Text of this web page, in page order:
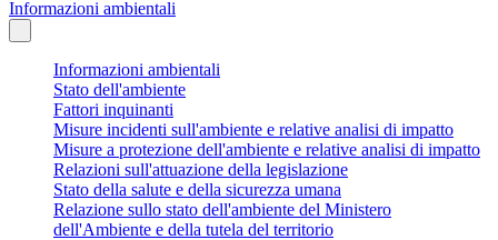
Informazioni ambientali
Informazioni ambientali
Stato dell'ambiente
Fattori inquinanti
Misure incidenti sull'ambiente e relative analisi di impatto
Misure a protezione dell'ambiente e relative analisi di impatto
Relazioni sull'attuazione della legislazione
Stato della salute e della sicurezza umana
Relazione sullo stato dell'ambiente del Ministero
dell'Ambiente e della tutela del territorio